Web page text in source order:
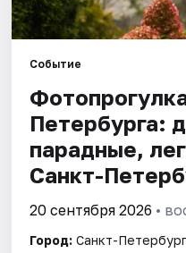
События
Города
Площадки
Артисты
Рейтинги
Событие
Петербурга:
парадные,
Санкт-
20 сентября 2026 •
Город: Санкт-Петербург